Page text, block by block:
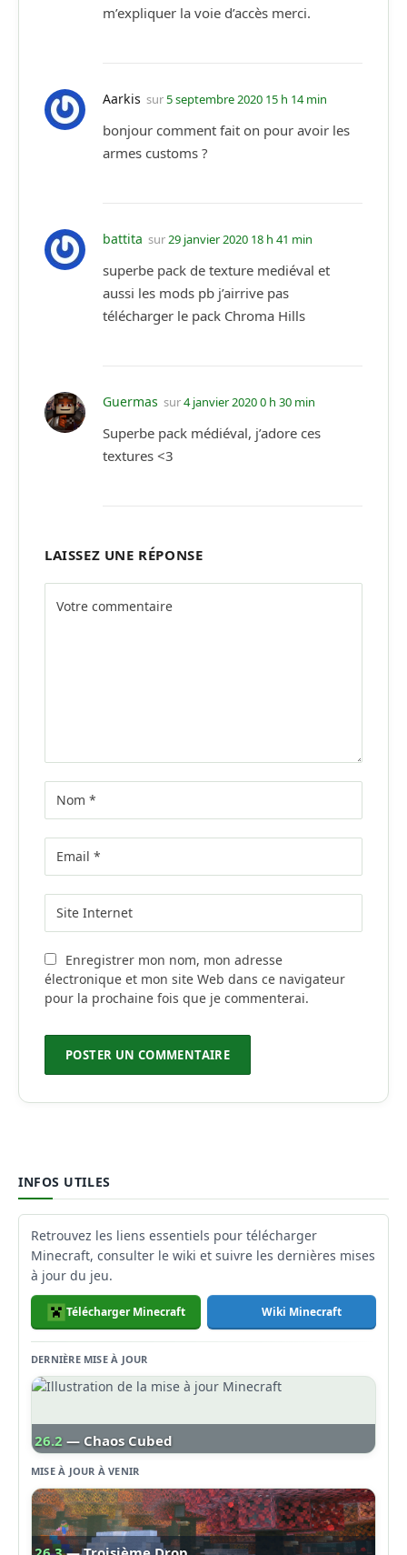
m’expliquer la voie d’accès merci.
Aarkis sur5 septembre 2020 15 h 14 min
bonjour comment fait on pour avoir les
armes customs ?
battita sur29 janvier 2020 18 h 41 min
superbe pack de texture mediéval et
aussi les mods pb j’airrive pas
télécharger le pack Chroma Hills
Guermas sur4 janvier 2020 0 h 30 min
Superbe pack médiéval, j’adore ces
textures <3
LAISSEZ UNE RÉPONSE
Enregistrer mon nom, mon adresse
électronique et mon site Web dans ce navigateur
pour la prochaine fois que je commenterai.
INFOS UTILES
Retrouvez les liens essentiels pour télécharger
Minecraft, consulter le wiki et suivre les dernières mises
à jour du jeu.
Télécharger Minecraft Wiki Minecraft
DERNIÈRE MISE À JOUR
26.2 — Chaos Cubed
MISE À JOUR À VENIR